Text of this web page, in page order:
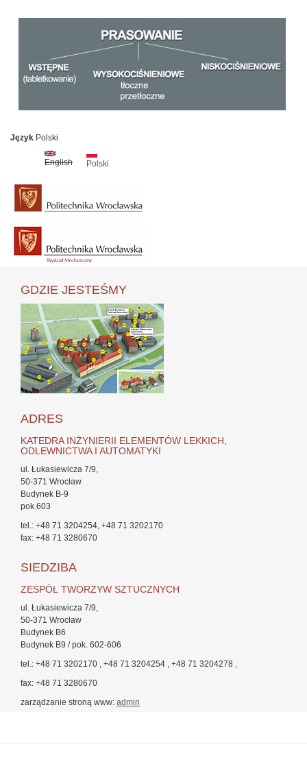
Język Polski
English Polski
GDZIE JESTEŚMY
ADRES
KATEDRA INŻYNIERII ELEMENTÓW LEKKICH,
ODLEWNICTWA I AUTOMATYKI
ul. Łukasiewicza 7/9,
50-371 Wrocław
Budynek B-9
pok.603
tel.: +48 71 3204254, +48 71 3202170
fax: +48 71 3280670
SIEDZIBA
ZESPÓŁ TWORZYW SZTUCZNYCH
ul. Łukasiewicza 7/9,
50-371 Wrocław
Budynek B6
Budynek B9 / pok. 602-606
tel.: +48 71 3202170 , +48 71 3204254 , +48 71 3204278 ,
fax: +48 71 3280670
zarządzanie stroną www: admin